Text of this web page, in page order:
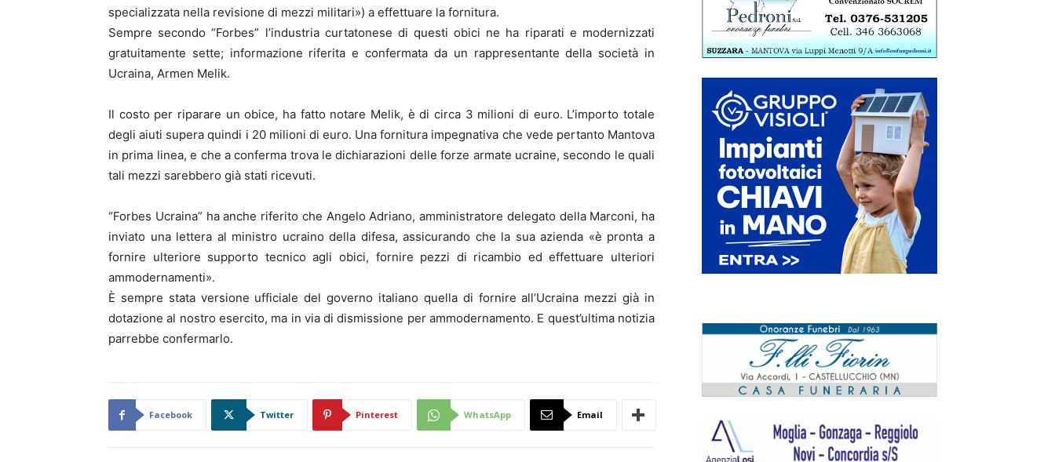
specializzata nella revisione di mezzi militari») a effettuare la fornitura.
Sempre secondo “Forbes” l’industria curtatonese di questi obici ne ha riparati e modernizzati
gratuitamente sette; informazione riferita e confermata da un rappresentante della società in
Ucraina, Armen Melik.
Il costo per riparare un obice, ha fatto notare Melik, è di circa 3 milioni di euro. L’importo totale
degli aiuti supera quindi i 20 milioni di euro. Una fornitura impegnativa che vede pertanto Mantova
in prima linea, e che a conferma trova le dichiarazioni delle forze armate ucraine, secondo le quali
tali mezzi sarebbero già stati ricevuti.
“Forbes Ucraina” ha anche riferito che Angelo Adriano, amministratore delegato della Marconi, ha
inviato una lettera al ministro ucraino della difesa, assicurando che la sua azienda «è pronta a
fornire ulteriore supporto tecnico agli obici, fornire pezzi di ricambio ed effettuare ulteriori
ammodernamenti».
È sempre stata versione ufficiale del governo italiano quella di fornire all’Ucraina mezzi già in
dotazione al nostro esercito, ma in via di dismissione per ammodernamento. E quest’ultima notizia
parrebbe confermarlo.
Facebook Twitter Pinterest WhatsApp Email